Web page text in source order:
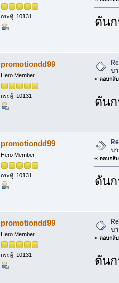
กระทู้: 10131 ดัน
promotiondd99
Hero Member
กระทู้: 10131
บ
« ตอบกลั
ดัน
promotiondd99
Hero Member
กระทู้: 10131
บ
« ตอบกลั
ดัน
promotiondd99
Hero Member
กระทู้: 10131
บ
« ตอบกลั
ดัน